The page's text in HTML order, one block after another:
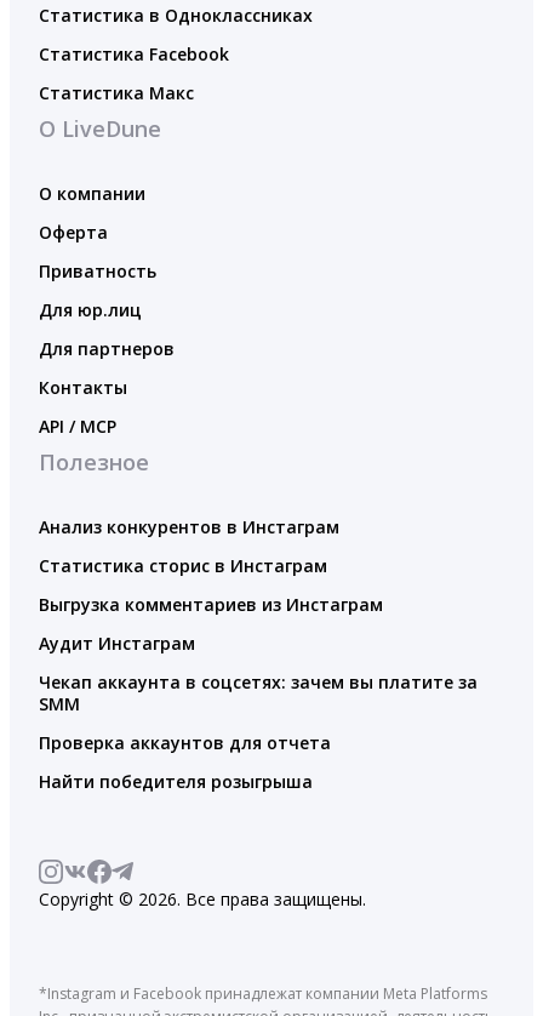
Статистика в Одноклассниках
Статистика Facebook
Статистика Макс
О LiveDune
О компании
Оферта
Приватность
Для юр.лиц
Для партнеров
Контакты
API / MCP
Полезное
Анализ конкурентов в Инстаграм
Статистика сторис в Инстаграм
Выгрузка комментариев из Инстаграм
Аудит Инстаграм
Чекап аккаунта в соцсетях: зачем вы платите за
SMM
Проверка аккаунтов для отчета
Найти победителя розыгрыша
Copyright © 2026. Все права защищены.
*Instagram и Facebook принадлежат компании Meta Platforms